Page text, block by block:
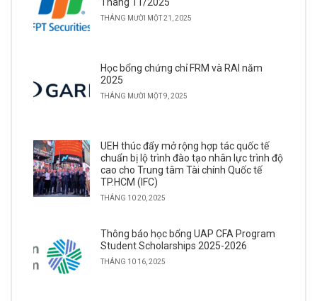
Tháng 11/2025
THÁNG MƯỜI MỘT 21, 2025
Học bổng chứng chỉ FRM và RAI năm
2025
THÁNG MƯỜI MỘT 9, 2025
UEH thúc đẩy mở rộng hợp tác quốc tế
chuẩn bị lộ trình đào tạo nhân lực trình độ
cao cho Trung tâm Tài chính Quốc tế
TP.HCM (IFC)
THÁNG 10 20, 2025
Thông báo học bổng UAP CFA Program
Student Scholarships 2025-2026
THÁNG 10 16, 2025